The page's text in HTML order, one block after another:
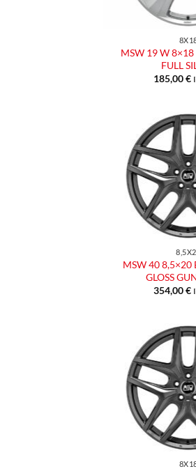
MSW 19 W
FULL
185,00€
MSW 40 8,5×20
GLOSS
354,00€